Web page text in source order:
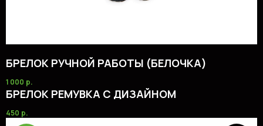
БРЕЛОК РУЧНОЙ РАБОТЫ (БЕЛОЧКА)
1 000 р.
БРЕЛОК РЕМУВКА С ДИЗАЙНОМ
450 р.